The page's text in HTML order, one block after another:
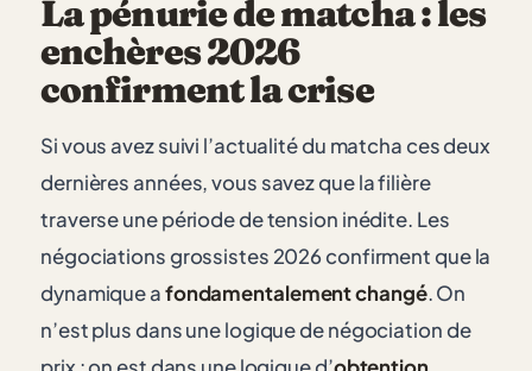
La pénurie de matcha : les
enchères 2026
confirment la crise
Si vous avez suivi l’actualité du matcha ces deux
dernières années, vous savez que la filière
traverse une période de tension inédite. Les
négociations grossistes 2026 confirment que la
dynamique afondamentalement changé. On
n’est plus dans une logique de négociation de